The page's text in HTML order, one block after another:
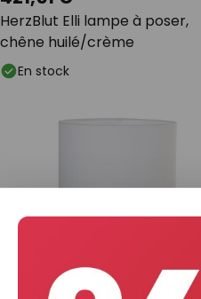
HerzBlut Elli lampe à poser,
chêne huilé/crème
En stock